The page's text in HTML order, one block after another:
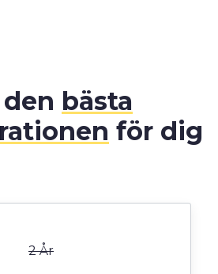
bästa
för dig
2 År